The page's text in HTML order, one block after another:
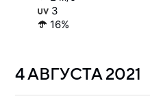
3
16%
4 АВГУСТА2021